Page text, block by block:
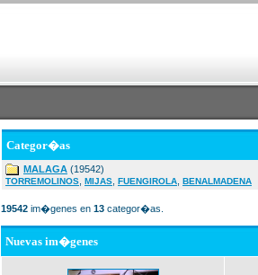
Categor�as
MALAGA (19542)
TORREMOLINOS MIJAS FUENGIROLA BENALMADENA
19542 im�genes en 13 categor�as.
Nuevas im�genes